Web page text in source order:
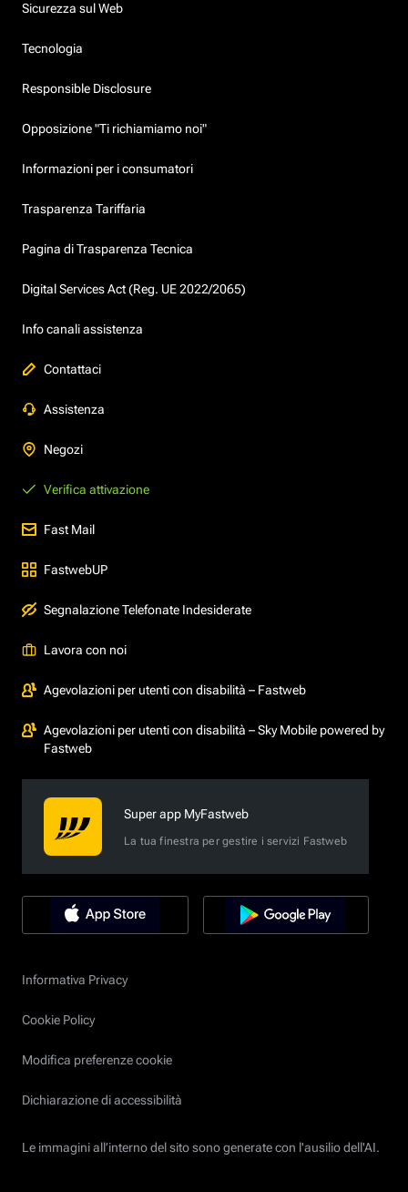
Sicurezza sul Web
Tecnologia
Responsible Disclosure
Opposizione "Ti richiamiamo noi"
Informazioni per i consumatori
Trasparenza Tariffaria
Pagina di Trasparenza Tecnica
Digital Services Act (Reg. UE 2022/2065)
Info canali assistenza
Contattaci
Assistenza
Negozi
Verifica attivazione
Fast Mail
FastwebUP
Segnalazione Telefonate Indesiderate
Lavora con noi
Agevolazioni per utenti con disabilità – Fastweb
Agevolazioni per utenti con disabilità – Sky Mobile powered by
Fastweb
Super app MyFastweb
La tua finestra per gestire i servizi Fastweb
Informativa Privacy
Cookie Policy
Modifica preferenze cookie
Dichiarazione di accessibilità
Le immagini all’interno del sito sono generate con l'ausilio dell'AI.